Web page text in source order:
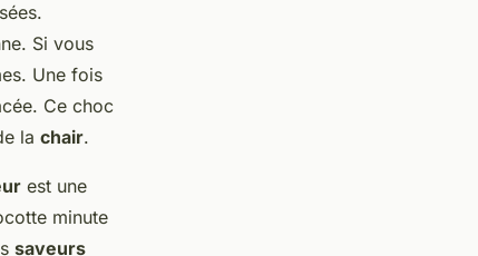
Si vous
Une fois
Ce choc
la chair.
est une
minute
saveurs